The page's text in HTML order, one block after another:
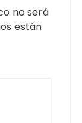
no será
están